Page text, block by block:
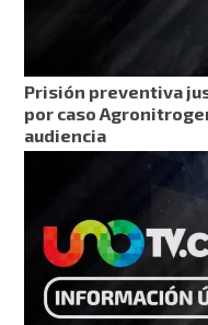
Prisión preventiva
por caso
audiencia